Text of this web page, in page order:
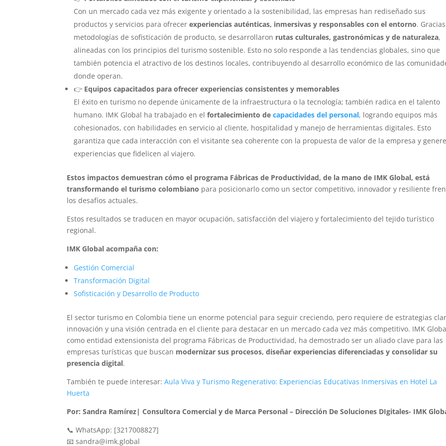
Con un mercado cada vez más exigente y orientado a la sostenibilidad, las empresas han rediseñado sus
productos y servicios para ofrecerexperiencias auténticas, inmersivas y responsables con el entorno.
metodologías de sofisticación de producto, se desarrollaron rutas culturales, gastronómicas y de naturaleza,
alineadas con los principios del turismo sostenible. Esto no solo responde a las tendencias globales, sino que
también potencia el atractivo de los destinos locales, contribuyendo al desarrollo económico de las
donde operan.
👉 Equipos capacitados para ofrecer experiencias consistentes y memorables
El éxito en turismo no depende únicamente de la infraestructura o la tecnología; también radica en el talento
humano. IMK Global ha trabajado en elfortalecimiento decapacidades del personal, logrando equipos más
cohesionados, con habilidades en servicio al cliente, hospitalidad y manejo de herramientas digitales. Esto
garantiza que cada interacción con el visitante sea coherente con la propuesta de valor de la empresa y genere
experiencias que fidelicen al viajero.
Estos impactos demuestran cómo el programa Fábricas de Productividad, de la mano de IMK Global, está
transformando el turismo colombiano para posicionarlo como un sector competitivo, innovador y resiliente
los desafíos actuales.
Estos resultados se traducen en mayor ocupación, satisfacción del viajero y fortalecimiento del tejido turístico
regional.
IMK Global acompaña con:
Gestión Comercial
Transformación Digital
Sofisticación y Desarrollo de Producto
El sector turismo en Colombia tiene un enorme potencial para seguir creciendo, pero requiere de estrategias
innovación y una visión centrada en el cliente para destacar en un mercado cada vez más competitivo. IMK
como entidad extensionista del programa Fábricas de Productividad, ha demostrado ser un aliado clave para las
empresas turísticas que buscan modernizar sus procesos, diseñar experiencias diferenciadas y consolidar su
presencia digital.
También te puede interesar:Aula Viva y Turismo Regenerativo: Experiencias Educativas Inmersivas en Hotel La
Huerta
Por: Sandra Ramírez| Consultora Comercial y de Marca Personal – Dirección De Soluciones DIgitales- IMK
📞 WhatsApp: [3217008827]
📧 sandra@imk.global